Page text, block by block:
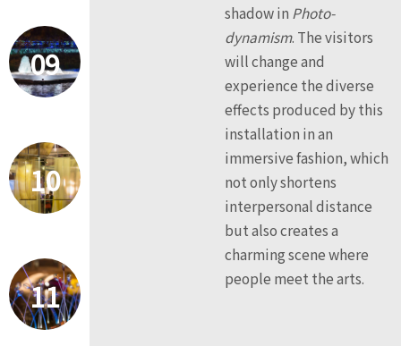
09
10
11
shadow in Photo-
dynamism. The visitors
will change and
experience the diverse
effects produced by this
installation in an
immersive fashion, which
not only shortens
interpersonal distance
but also creates a
charming scene where
people meet the arts.